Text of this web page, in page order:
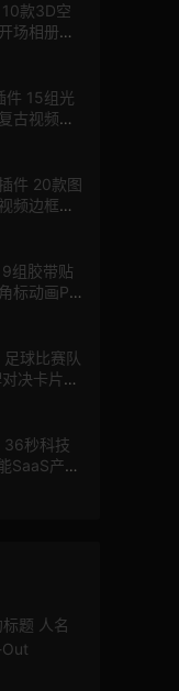
款3D空
场相册视
件 15组光
古视频过
件 20款图
频边框遮
组胶带贴
标动画PR
球比赛队
决卡片球
SaaS产品
题 人名